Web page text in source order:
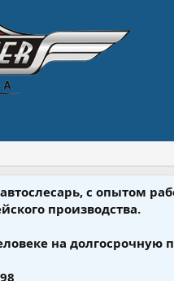
с опытом
производства.
на долгосрочную